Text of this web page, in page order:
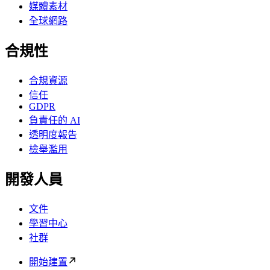
媒體素材
全球網路
合規性
合規資源
信任
GDPR
負責任的 AI
透明度報告
檢舉濫用
開發人員
文件
學習中心
社群
開始建置